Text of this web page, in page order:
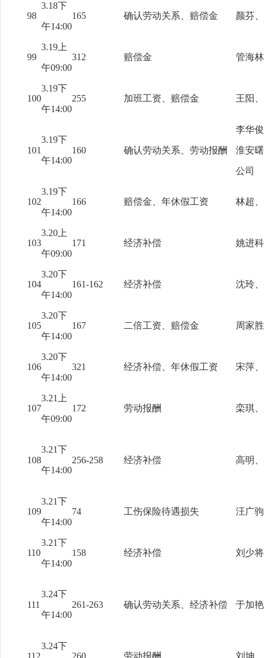
98
3.18下
午14:00
165 确认劳动关系、赔偿金 颜芬
99
3.19上
午09:00
312 赔偿金 管海
100
3.19下
午14:00
255 加班工资、赔偿金 王阳
101
3.19下
午14:00
160 确认劳动关系、劳动报酬
李华
淮安
公司
102
3.19下
午14:00
166 赔偿金、年休假工资 林超
103
3.20上
午09:00
171 经济补偿 姚进
104
3.20下
午14:00
161-162 经济补偿 沈玲
105
3.20下
午14:00
167 二倍工资、赔偿金 周家
106
3.20下
午14:00
321 经济补偿、年休假工资 宋萍
107
3.21上
午09:00
172 劳动报酬 栾琪
108
3.21下
午14:00
256-258 经济补偿 高明
109
3.21下
午14:00
74 工伤保险待遇损失 汪广
110
3.21下
午14:00
158 经济补偿 刘少
111
3.24下
午14:00
261-263 确认劳动关系、经济补偿 于加
112
3.24下
260
劳动报酬 刘坤